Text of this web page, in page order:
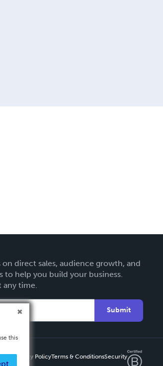
direct sales, audience growth, and
to help you build your business.
any time.
Submit
Privacy PolicyTerms & ConditionsSecurity
this